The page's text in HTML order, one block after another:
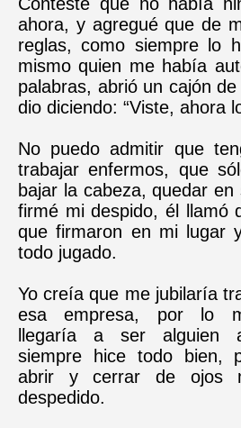
ahora, y agregué que de
reglas, como siempre lo
mismo quien me había
palabras, abrió un cajón
dio diciendo: “Viste, ahora
No puedo admitir que
trabajar enfermos, que
bajar la cabeza, quedar en
firmé mi despido, él llamó
que firmaron en mi lugar
todo jugado.
Yo creía que me jubilaría
esa empresa, por lo
llegaría a ser alguien
siempre hice todo bien,
abrir y cerrar de ojos
despedido.